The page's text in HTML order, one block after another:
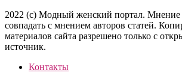
2022 (c) Модный женский портал. Мнение
совпадать с мнением авторов статей.
материалов сайта разрешено только с
источник.
Контакты